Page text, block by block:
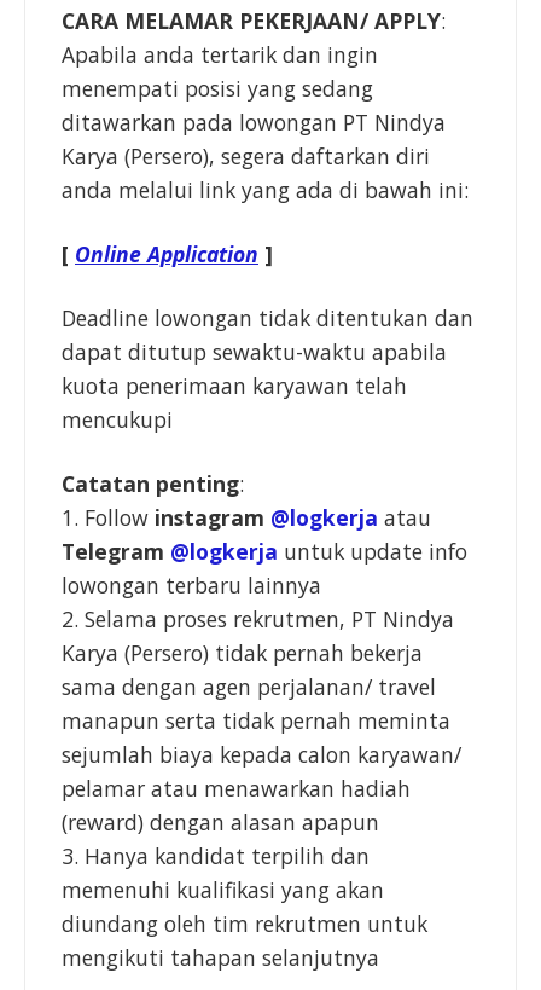
CARA MELAMAR PEKERJAAN/ APPLY:
Apabila anda tertarik dan ingin
menempati posisi yang sedang
ditawarkan pada lowongan PT Nindya
Karya (Persero), segera daftarkan diri
anda melalui link yang ada di bawah ini:
[ Online Application ]
Deadline lowongan tidak ditentukan dan
dapat ditutup sewaktu-waktu apabila
kuota penerimaan karyawan telah
mencukupi
Catatan penting:
1. Follow instagram @logkerja atau
Telegram @logkerja untuk update info
lowongan terbaru lainnya
2. Selama proses rekrutmen, PT Nindya
Karya (Persero) tidak pernah bekerja
sama dengan agen perjalanan/ travel
manapun serta tidak pernah meminta
sejumlah biaya kepada calon karyawan/
pelamar atau menawarkan hadiah
(reward) dengan alasan apapun
3. Hanya kandidat terpilih dan
memenuhi kualifikasi yang akan
diundang oleh tim rekrutmen untuk
mengikuti tahapan selanjutnya